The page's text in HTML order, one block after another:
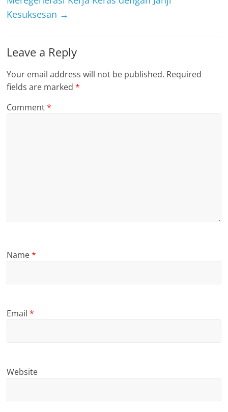
Kesuksesan →
Leave a Reply
Your email address will not be published. Required
fields are marked*
Comment*
Name*
Email*
Website